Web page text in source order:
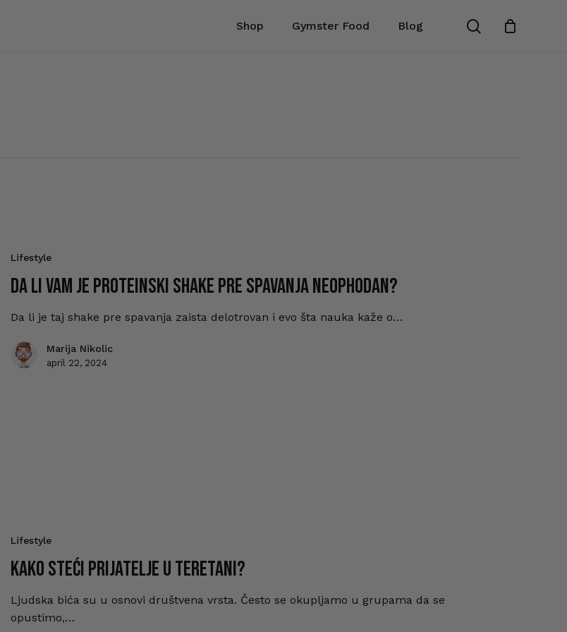
Shop Gymster Food Blog search
Lifestyle
Da li vam je proteinski shake pre spavanja neophodan?
Da li je taj shake pre spavanja zaista delotrovan i evo šta nauka kaže o…
Marija Nikolic
april 22, 2024
Lifestyle
Kako steći prijatelje u teretani?
Ljudska bića su u osnovi društvena vrsta. Često se okupljamo u grupama da se
opustimo,…